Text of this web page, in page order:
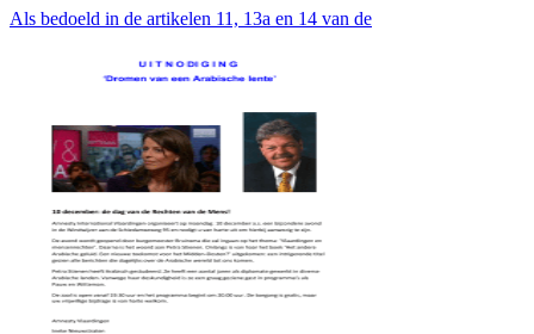
Als bedoeld in de artikelen 11, 13a en 14 van de